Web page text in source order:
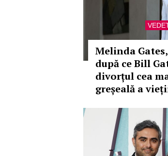
Melinda
după ce Bill
divorțul cea
greșeală a